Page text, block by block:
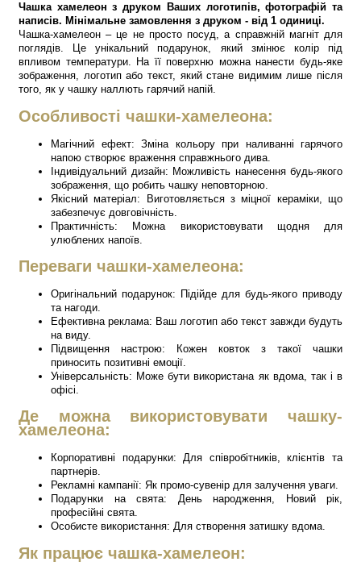
Чашка хамелеон з друком Ваших логотипів, фотографій та
написів. Мінімальне замовлення з друком - від 1 одиниці.
Чашка-хамелеон – це не просто посуд, а справжній магніт для
поглядів. Це унікальний подарунок, який змінює колір під
впливом температури. На її поверхню можна нанести будь-яке
зображення, логотип або текст, який стане видимим лише після
того, як у чашку наллють гарячий напій.
Особливості чашки-хамелеона:
Магічний ефект: Зміна кольору при наливанні гарячого
напою створює враження справжнього дива.
Індивідуальний дизайн: Можливість нанесення будь-якого
зображення, що робить чашку неповторною.
Якісний матеріал: Виготовляється з міцної кераміки, що
забезпечує довговічність.
Практичність: Можна використовувати щодня для
улюблених напоїв.
Переваги чашки-хамелеона:
Оригінальний подарунок: Підійде для будь-якого приводу
та нагоди.
Ефективна реклама: Ваш логотип або текст завжди будуть
на виду.
Підвищення настрою: Кожен ковток з такої чашки
приносить позитивні емоції.
Універсальність: Може бути використана як вдома, так і в
офісі.
Де можна використовувати чашку-
хамелеона:
Корпоративні подарунки: Для співробітників, клієнтів та
партнерів.
Рекламні кампанії: Як промо-сувенір для залучення уваги.
Подарунки на свята: День народження, Новий рік,
професійні свята.
Особисте використання: Для створення затишку вдома.
Як працює чашка-хамелеон: